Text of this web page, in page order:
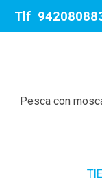
Tlf
Pesca con